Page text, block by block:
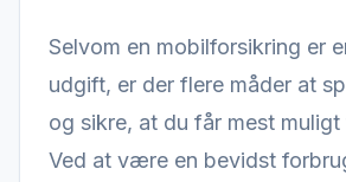
Selvom en mobilforsikring er
udgift, er der flere måder at
og sikre, at du får mest muligt
Ved at være en bevidst